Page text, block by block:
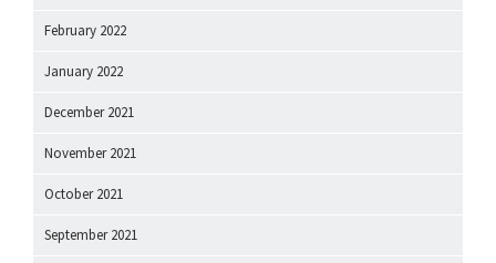
February 2022
January 2022
December 2021
November 2021
October 2021
September 2021